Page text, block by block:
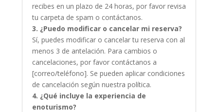
recibes en un plazo de 24 horas, por favor revisa
tu carpeta de spam o contáctanos.
3. ¿Puedo modificar o cancelar mi reserva?
Sí, puedes modificar o cancelar tu reserva con al
menos 3 de antelación. Para cambios o
cancelaciones, por favor contáctanos a
[correo/teléfono]. Se pueden aplicar condiciones
de cancelación según nuestra política.
4. ¿Qué incluye la experiencia de
enoturismo?